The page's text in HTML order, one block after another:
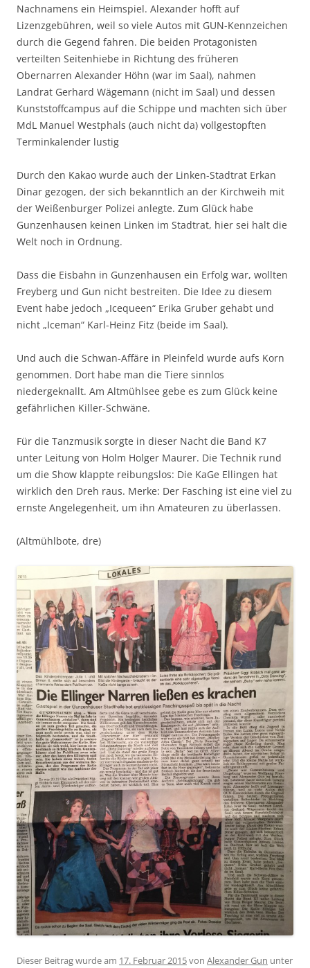
Nachnamens ein Heimspiel. Alexander hofft auf
Lizenzgebühren, weil so viele Autos mit GUN-Kennzeichen
durch die Gegend fahren. Die beiden Protagonisten
verteilten Seitenhiebe in Richtung des früheren
Obernarren Alexander Höhn (war im Saal), nahmen
Landrat Gerhard Wägemann (nicht im Saal) und dessen
Kunststoffcampus auf die Schippe und machten sich über
MdL Manuel Westphals (auch nicht da) vollgestopften
Terminkalender lustig
Durch den Kakao wurde auch der Linken-Stadtrat Erkan
Dinar gezogen, der sich bekanntlich an der Kirchweih mit
der Weißenburger Polizei anlegte. Zum Glück habe
Gunzenhausen keinen Linken im Stadtrat, hier sei halt die
Welt noch in Ordnung.
Dass die Eisbahn in Gunzenhausen ein Erfolg war, wollten
Freyberg und Gun nicht bestreiten. Die Idee zu diesem
Event habe jedoch „Icequeen“ Erika Gruber gehabt und
nicht „Iceman“ Karl-Heinz Fitz (beide im Saal).
Und auch die Schwan-Affäre in Pleinfeld wurde aufs Korn
genommen. Dort habe man die Tiere sinnlos
niedergeknallt. Am Altmühlsee gebe es zum Glück keine
gefährlichen Killer-Schwäne.
Für die Tanzmusik sorgte in dieser Nacht die Band K7
unter Leitung von Holm Holger Maurer. Die Technik rund
um die Show klappte reibungslos: Die KaGe Ellingen hat
wirklich den Dreh raus. Merke: Der Fasching ist eine viel zu
ernste Angelegenheit, um ihn Amateuren zu überlassen.
(Altmühlbote, dre)
Dieser Beitrag wurde am 17. Februar 2015von Alexander Gun unter